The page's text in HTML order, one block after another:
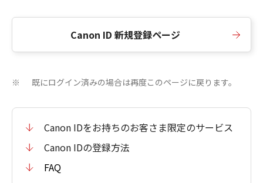
Canon ID 新規登録ページ
※ 既にログイン済みの場合は再度このページに戻ります。
Canon IDをお持ちのお客さま限定のサービス
Canon IDの登録方法
FAQ